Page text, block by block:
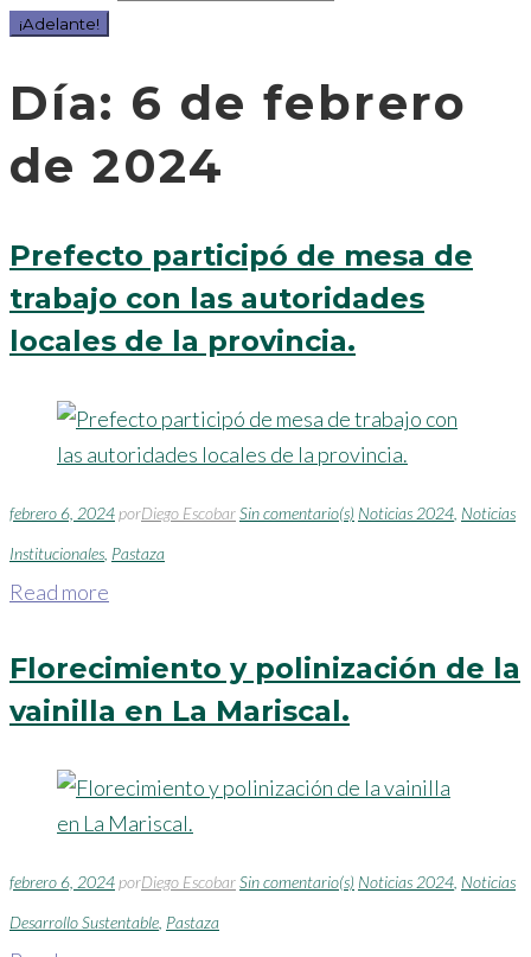
¡Adelante!
Día: 6 de febrero
de 2024
Prefecto participó de mesa de
trabajo con las autoridades
locales de la provincia.
febrero 6, 2024porDiego EscobarSin comentario(s) Noticias 2024 Noticias
Institucionales Pastaza
Read more
Florecimiento y polinización de la
vainilla en La Mariscal.
febrero 6, 2024porDiego EscobarSin comentario(s) Noticias 2024, Noticias
Desarrollo Sustentable, Pastaza